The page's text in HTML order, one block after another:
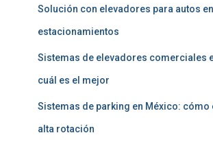
Solución con elevadores para autos
estacionamientos
Sistemas de elevadores comerciales
cuál es el mejor
Sistemas de parking en México: cómo
alta rotación